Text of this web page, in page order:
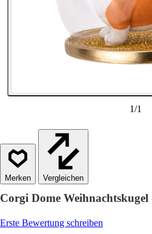
1/1
Vergleichen
Corgi Dome Weihnachtskugel
Erste Bewertung schreiben